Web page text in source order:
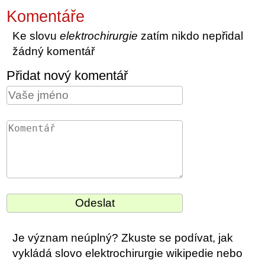
Komentáře
Ke slovuelektrochirurgie zatím nikdo nepřidal
žádný komentář
Přidat nový komentář
Je význam neúplný? Zkuste se podívat, jak
vykládá slovo elektrochirurgie wikipedie nebo